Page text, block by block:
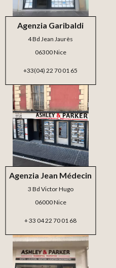
Agenzia Jean Médecin
3 Bd Victor Hugo
06000 Nice
+ 33 04 22 70 01 68
Agenzia Garibaldi
4 Bd Jean Jaurès
06300 Nice
+33(04) 22 70 01 65